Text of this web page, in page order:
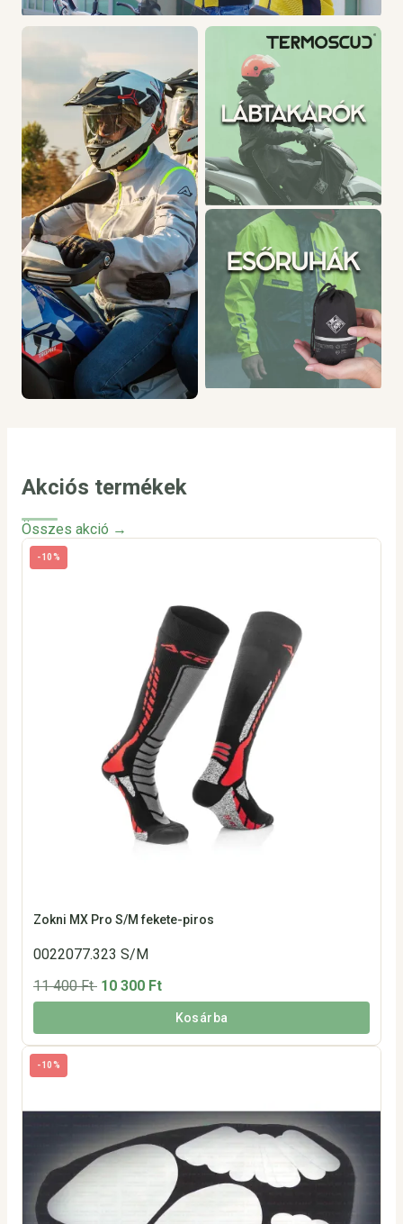
Akciós termékek
Összes akció →
-10%
Zokni MX Pro S/M fekete-piros
0022077.323 S/M
11 400 Ft 10 300 Ft
Kosárba
-10%